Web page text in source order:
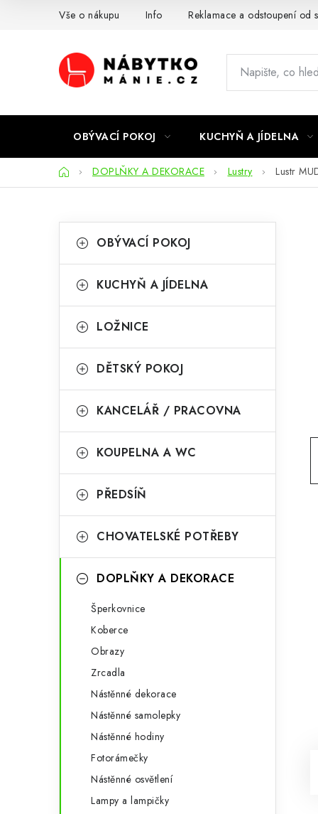
Vše o nákupu Info Reklamace a odstoupení od
OBÝVACÍ POKOJ KUCHYŇ A JÍDELNA
DomůDOPLŇKY A DEKORACE Lustry Lustr
o
t
r
n
n
p
e
kategorie
a
e
o
i
OBÝVACÍ POKOJ
KUCHYŇ A JÍDELNA
LOŽNICE
DĚTSKÝ POKOJ
KANCELÁŘ / PRACOVNA
KOUPELNA A WC
PŘEDSÍŇ
CHOVATELSKÉ POTŘEBY
DOPLŇKY A DEKORACE
Šperkovnice
Koberce
Obrazy
Zrcadla
Nástěnné dekorace
Nástěnné samolepky
Nástěnné hodiny
Fotorámečky
Nástěnné osvětlení
Lampy a lampičky